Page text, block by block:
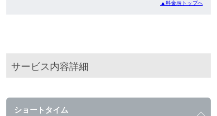
▲料金表トップへ
サービス内容詳細
ショートタイム